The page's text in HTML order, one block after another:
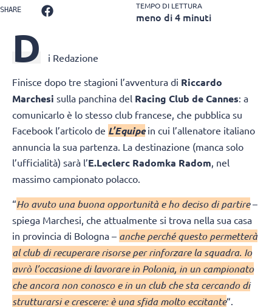
SHARE TEMPO DI LETTURA
meno di 4 minuti
D i Redazione
Finisce dopo tre stagioni l’avventura di Riccardo
Marchesi sulla panchina del Racing Club de Cannes: a
comunicarlo è lo stesso club francese, che pubblica su
Facebook l’articolo de L’Equipein cui l’allenatore italiano
annuncia la sua partenza. La destinazione (manca solo
l’ufficialità) sarà l’E.Leclerc Radomka Radom, nel
massimo campionato polacco.
“Ho avuto una buona opportunità e ho deciso di partire–
spiega Marchesi, che attualmente si trova nella sua casa
in provincia di Bologna – anche perché questo permetterà
al club di recuperare risorse per rinforzare la squadra. Io
avrò l’occasione di lavorare in Polonia, in un campionato
che ancora non conosco e in un club che sta cercando di
strutturarsi e crescere: è una sfida molto eccitante“.